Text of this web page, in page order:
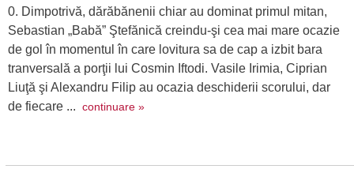
0. Dimpotrivă, dărăbănenii chiar au dominat primul mitan,
Sebastian „Babă” Ştefănică creindu-şi cea mai mare ocazie
de gol în momentul în care lovitura sa de cap a izbit bara
tranversală a porţii lui Cosmin Iftodi. Vasile Irimia, Ciprian
Liuţă şi Alexandru Filip au ocazia deschiderii scorului, dar
de fiecare ... continuare »